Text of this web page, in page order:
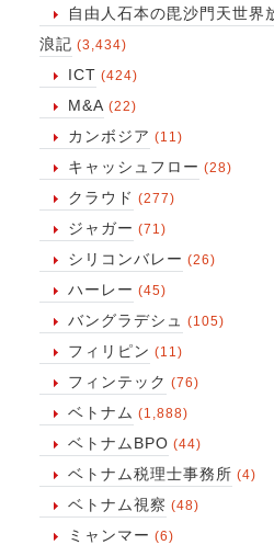
自由人石本の毘沙門天世界
浪記 (3,434)
ICT (424)
M&A (22)
カンボジア (11)
キャッシュフロー (28)
クラウド (277)
ジャガー (71)
シリコンバレー (26)
ハーレー (45)
バングラデシュ (105)
フィリピン (11)
フィンテック (76)
ベトナム (1,888)
ベトナムBPO (44)
ベトナム税理士事務所 (4)
ベトナム視察 (48)
ミャンマー (6)